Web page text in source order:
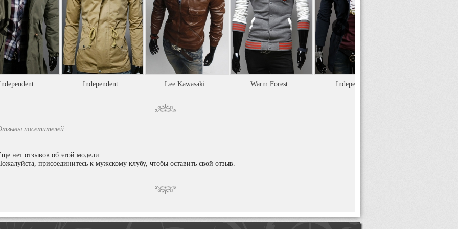
Independent Lee Kawasaki Warm Forest Independent
посетителей
нет отзывов об этой модели.
присоединитесь к мужскому клубу, чтобы оставить свой отзыв.